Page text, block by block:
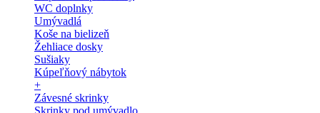
WC doplnky
Umývadlá
Koše na bielizeň
Žehliace dosky
Sušiaky
Kúpeľňový nábytok
+
Závesné skrinky
Skrinky pod umývadlo